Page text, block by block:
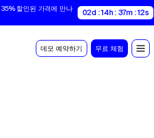
할인된 가격에 만나
02d : 14h : 37m : 11s
데모 예약하기 무료 체험